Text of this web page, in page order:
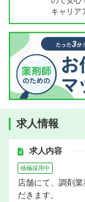
キャリ
求人情報
求人内容
積極採用中
店舗にて、調剤
だきます。